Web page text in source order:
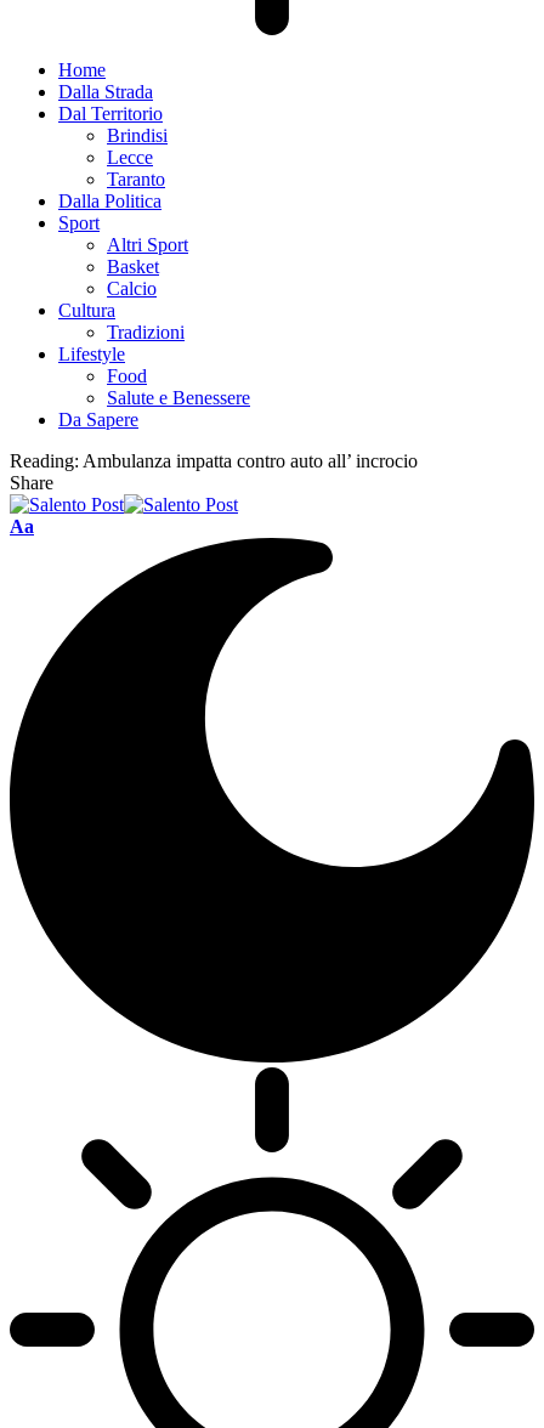
Home
Dalla Strada
Dal Territorio
Brindisi
Lecce
Taranto
Dalla Politica
Sport
Altri Sport
Basket
Calcio
Cultura
Tradizioni
Lifestyle
Food
Salute e Benessere
Da Sapere
Reading: Ambulanza impatta contro auto all’ incrocio
Share
Aa